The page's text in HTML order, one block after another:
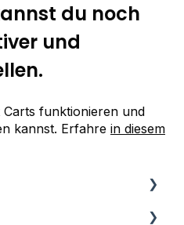
du noch
und
funktionieren und
kannst. Erfahre in diesem